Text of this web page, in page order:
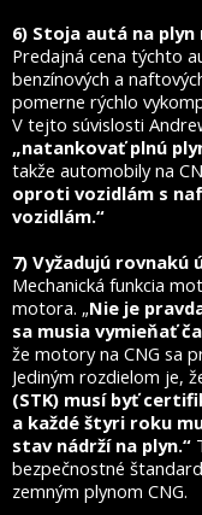
6) Stoja autá na
Predajná cena týchto
benzínových a
pomerne rýchlo
V tejto súvislosti
„natankovať plnú
takže automobily na
oproti vozidlám s
vozidlám.“
7) Vyžadujú rovnakú
Mechanická funkcia
motora. „Nie je
sa musia vymieňať
že motory na CNG sa
Jediným rozdielom je,
(STK) musí byť
a každé štyri roku
stav nádrží na plyn.“
bezpečnostné
zemným plynom CNG.